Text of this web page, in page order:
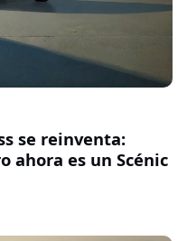
se reinventa:
ahora es un Scénic